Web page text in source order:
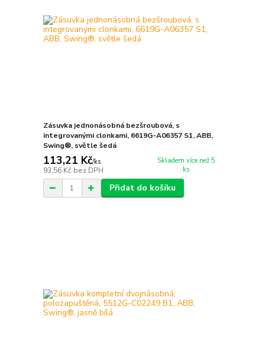
Zásuvka jednonásobná bezšroubová, s
integrovanými clonkami, 6619G-A06357 S1, ABB,
Swing®, světle šedá
113,21 Kč/ks
93,56 Kč bez DPH
Skladem více než 5
ks
Přidat do košíku